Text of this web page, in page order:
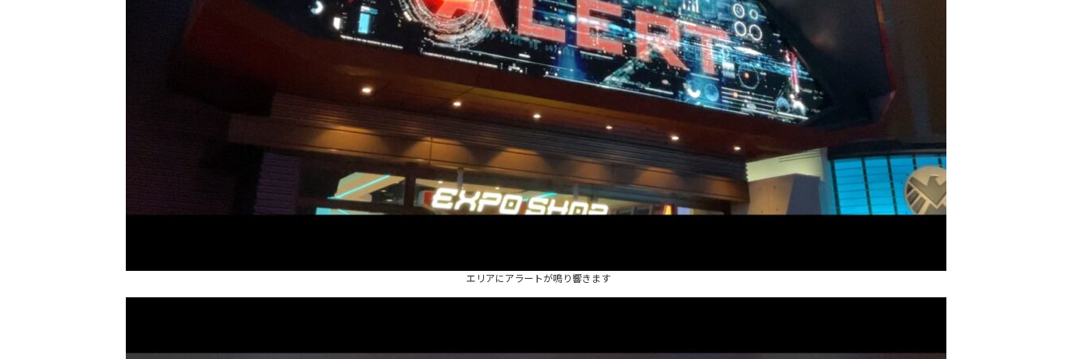
エリアにアラートが鳴り響きます